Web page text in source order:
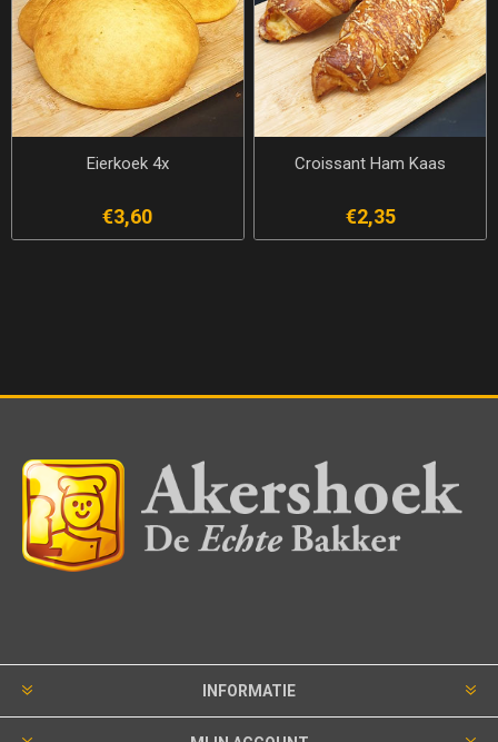
Eierkoek 4x
€3,60
Croissant Ham Kaas
€2,35
INFORMATIE